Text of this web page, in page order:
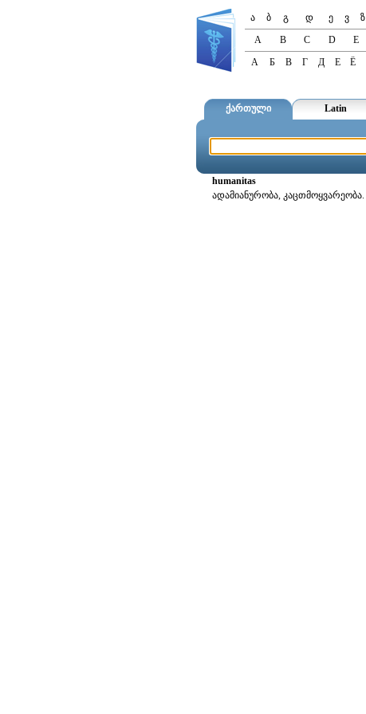
ა ბ გ დ ე ვ ზ
A
B C D E
А
Б В Г Д Е Ё
ქართული Latin
humanitas
ადამიანურობა, კაცთმოყვარეობა.